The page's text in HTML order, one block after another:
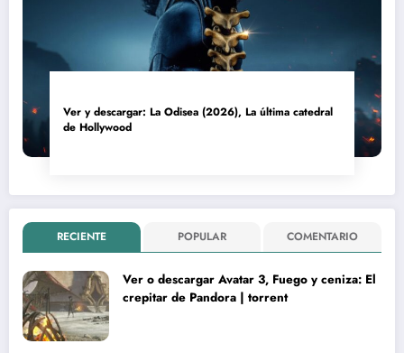
Ver y descargar: La Odisea (2026), La última catedral
de Hollywood
RECIENTE POPULAR COMENTARIO
Ver o descargar Avatar 3, Fuego y ceniza: El
crepitar de Pandora | torrent